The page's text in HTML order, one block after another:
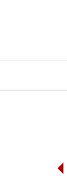
szeptember